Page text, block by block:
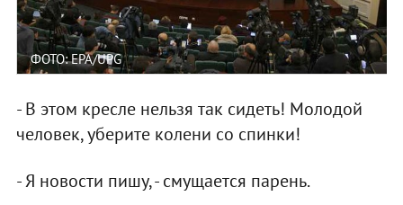
ФОТО: EPA/UPG
- В этом кресле нельзя так сидеть! Молодой
человек, уберите колени со спинки!
- Я новости пишу, - смущается парень.